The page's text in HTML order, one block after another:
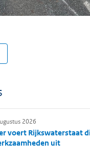
voert Rijkswaterstaat
uit
2026